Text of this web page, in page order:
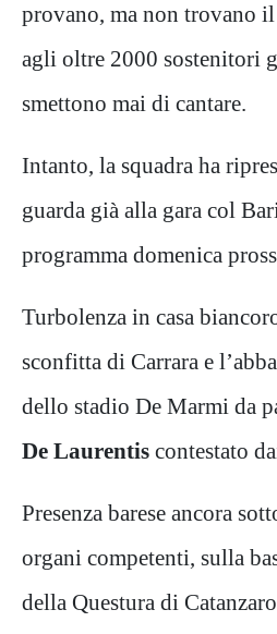
provano, ma non trovano
agli oltre 2000 sostenitori
smettono mai di cantare.
Intanto, la squadra ha
guarda già alla gara col
programma domenica
Turbolenza in casa
sconfitta di Carrara e
dello stadio De Marmi da
De Laurentis contestato
Presenza barese ancora
organi competenti, sulla
della Questura di